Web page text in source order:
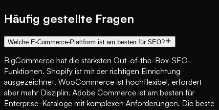
Häufig gestellte Fragen
Welche E-Commerce-Plattform ist am besten für SEO?
BigCommerce hat die stärksten Out-of-the-Box-SEO-
Funktionen. Shopify ist mit der richtigen Einrichtung
ausgezeichnet. WooCommerce ist hochflexibel, erfordert
aber mehr Disziplin. Adobe Commerce ist am besten für
Enterprise-Kataloge mit komplexen Anforderungen. Die beste